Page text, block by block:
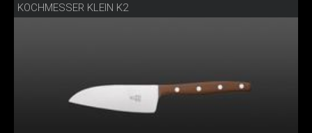
KOCHMESSER KLEIN K2